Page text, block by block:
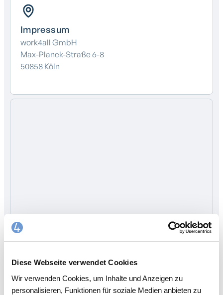
Diese Webseite verwendet Cookies
Wir verwenden Cookies, um Inhalte und Anzeigen zu
personalisieren, Funktionen für soziale Medien anbieten zu
Impressum
work4all GmbH
Max-Planck-Straße 6-8
50858 Köln